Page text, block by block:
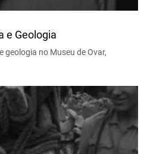
e Geologia
geologia no Museu de Ovar,